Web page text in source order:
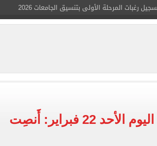
للتقديم إلكترونيا
الزمالك ويدرس خيارات جديدة رغم رفض النادي بيعه
الرغبات حتى غلق المرحلة الأولى
فى تركيا؟.. صحيفة تركية تكشف التفاصيل
صلاح مع طرابزون سبور فى الدوري التركي
للتنسيق.. و71 ألف طالب سجلوا حتى الآن
طويل ومكافآت دوري أبطال أوروبا تنتظر نجم الفراعنة
برج الميزان.. حظك اليوم الأحد 22 فبراير: أَنصِت